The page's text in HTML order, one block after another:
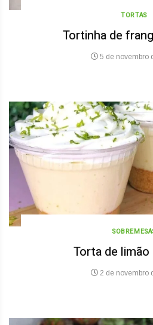
TORTAS
Tortinha de
5 de novembro
Torta de
2 de novembro